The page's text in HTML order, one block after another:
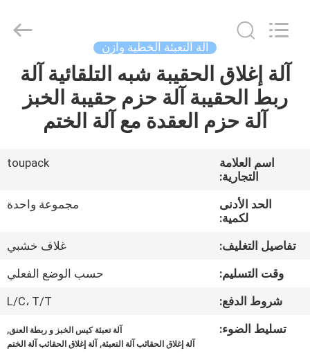
بيت
المنتجات
معلومات
في
المصنع
ضبط
EQUIPMENT
Rights
آلة التعبئة الخطية وازن
آلة إغلاق الحقيبة شبه التلقائية آلة
ربط الحقيبة آلة حزم حقيبة الخبز
آلة حزم العقدة مع آلة الختم
اسم العلامة
التجارية:
toupack
الحد الأدنى
لكمية:
مجموعة واحدة
تفاصيل التغليف:
غلاف خشبي
وقت التسليم:
حسب الوضع الفعلي
شروط الدفع:
L/C، T/T
تسليط الضوء:
آلة تعبئة كيس الخبز و ربطة العنق,
آلة إغلاق الحقائب آلة التعبئة, آلة إغلاق الحقائب آلة الختم